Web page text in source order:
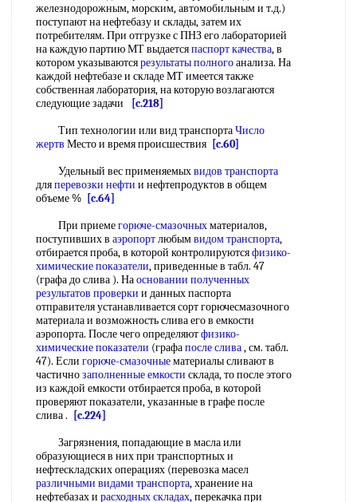
железнодорожным, морским, автомобильным и т.д.)
поступают на нефтебазу и склады, затем их
потребителям. При отгрузке с ПНЗ его лабораторией
на каждую партию МТ выдаетсяпаспорт качества, в
котором указываютсярезультаты полногоанализа. На
каждой нефтебазе и складе МТ имеется также
собственная лаборатория, на которую возлагаются
следующие задачи
[c.218]
Тип технологии или вид транспортаЧисло
жертв Место и время происшествия [c.60]
Удельный вес применяемыхвидов транспорта
дляперевозки нефти и нефтепродуктов в общем
объеме % [c.64]
При приемегорюче-смазочныхматериалов,
поступивших в аэропортлюбымвидом транспорта,
отбирается проба, в которой контролируютсяфизико-
химические показатели, приведенные в табл. 47
(графа до слива ). Наосновании полученных
результатов проверки и данных паспорта
отправителя устанавливается сорт горючесмазочного
материала и возможность слива его в емкости
аэропорта. После чего определяютфизико-
химические показатели (графапосле слива, см. табл.
47). Если горюче-смазочныематериалы сливают в
частичнозаполненные емкости склада, то после этого
из каждой емкости отбирается проба, в которой
проверяют показатели, указанные в графе после
слива .
[c.224]
Загрязнения, попадающие в масла или
образующиеся в них при транспортных и
нефтескладских операциях (перевозка масел
различными видами транспорта, хранение на
нефтебазах и расходных складах, перекачка при